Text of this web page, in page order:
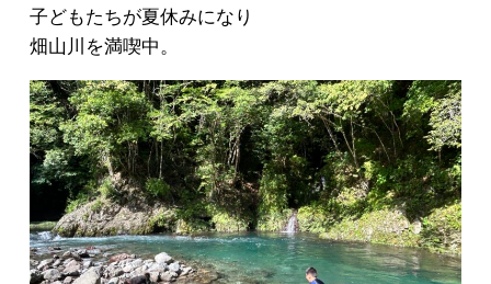
子どもたちが夏休みになり
畑山川を満喫中。